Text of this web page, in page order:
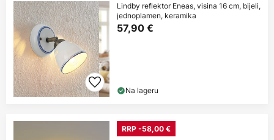
Lindby reflektor Eneas, visina 16 cm, bijeli,
jednoplamen, keramika
57,90 €
Na lageru
RRP -58,00 €